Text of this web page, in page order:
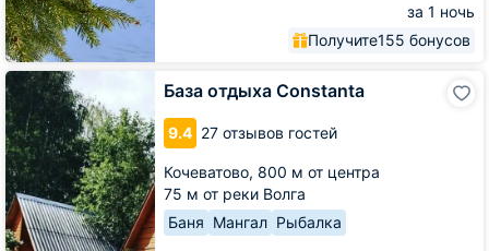
за 1 ночь
Получите155 бонусов
База отдыха Constanta
9.4 27 отзывов гостей
Кочеватово, 800 м от центра
75 м от реки Волга
Баня Мангал Рыбалка
База
отдыха
Constanta